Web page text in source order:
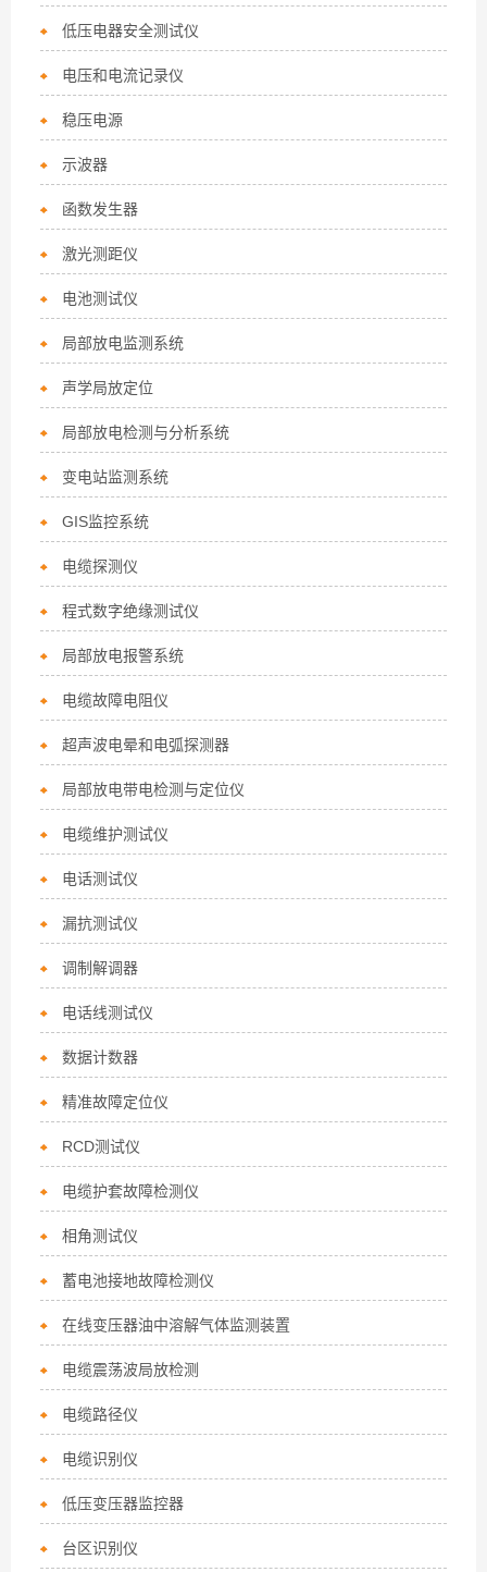
低压电器安全测试仪
电压和电流记录仪
稳压电源
示波器
函数发生器
激光测距仪
电池测试仪
局部放电监测系统
声学局放定位
局部放电检测与分析系统
变电站监测系统
GIS监控系统
电缆探测仪
程式数字绝缘测试仪
局部放电报警系统
电缆故障电阻仪
超声波电晕和电弧探测器
局部放电带电检测与定位仪
电缆维护测试仪
电话测试仪
漏抗测试仪
调制解调器
电话线测试仪
数据计数器
精准故障定位仪
RCD测试仪
电缆护套故障检测仪
相角测试仪
蓄电池接地故障检测仪
在线变压器油中溶解气体监测装置
电缆震荡波局放检测
电缆路径仪
电缆识别仪
低压变压器监控器
台区识别仪